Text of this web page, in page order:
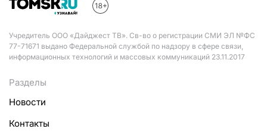
Учредитель ООО «Дайджест ТВ». Св-во о регистрации СМИ ЭЛ №ФС
77-71671 выдано Федеральной службой по надзору в сфере связи,
информационных технологий и массовых коммуникаций 23.11.2017
Разделы
Новости
Контакты